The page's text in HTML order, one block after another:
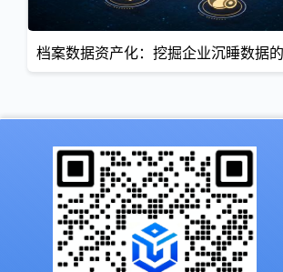
档案数据资产化：挖掘企业沉睡数据